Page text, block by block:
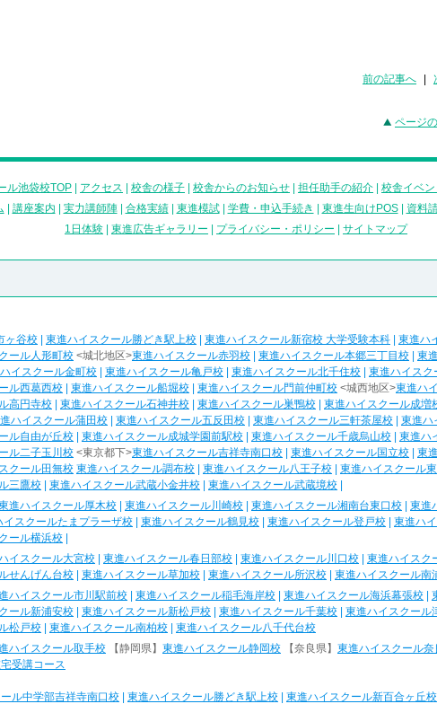
前の記事へ
ページ
ル池袋校TOP アクセス 校舎の様子 校舎からのお知らせ 担任助手の紹介 校舎イベ
講座案内 実力講師陣| 合格実績| 東進模試| 学費・申込手続き 東進生向けPOS| 資料
1日体験
東進広告ギャラリー プライバシー・ポリシー サイトマップ
ヶ谷校 東進ハイスクール勝どき駅上校 東進ハイスクール新宿校 大学受験本科 東進ハ
ール人形町校 <城北地区>東進ハイスクール赤羽校 東進ハイスクール本郷三丁目校
東
イスクール金町校 東進ハイスクール亀戸校 東進ハイスクール北千住校 東進ハイスク
ル西葛西校 東進ハイスクール船堀校 東進ハイスクール門前仲町校 <城西地区>東進ハ
高円寺校 東進ハイスクール石神井校 東進ハイスクール巣鴨校 東進ハイスクール成増
ハイスクール蒲田校 東進ハイスクール五反田校 東進ハイスクール三軒茶屋校 東進ハ
ル自由が丘校 東進ハイスクール成城学園前駅校 東進ハイスクール千歳烏山校
東進ハ
ル二子玉川校 <東京都下>東進ハイスクール吉祥寺南口校 東進ハイスクール国立校 東
クール田無校 東進ハイスクール調布校 東進ハイスクール八王子校 東進ハイスクール
三鷹校 東進ハイスクール武蔵小金井校 東進ハイスクール武蔵境校
進ハイスクール厚木校 東進ハイスクール川崎校 東進ハイスクール湘南台東口校 東進
イスクールたまプラーザ校 東進ハイスクール鶴見校 東進ハイスクール登戸校 東進ハ
ール横浜校
イスクール大宮校 東進ハイスクール春日部校 東進ハイスクール川口校 東進ハイスク
せんげん台校 東進ハイスクール草加校 東進ハイスクール所沢校 東進ハイスクール南
ハイスクール市川駅前校 東進ハイスクール稲毛海岸校 東進ハイスクール海浜幕張校
ール新浦安校 東進ハイスクール新松戸校 東進ハイスクール千葉校 東進ハイスクール
松戸校 東進ハイスクール南柏校
東進ハイスクール八千代台校
ハイスクール取手校 【静岡県】 東進ハイスクール静岡校 【奈良県】 東進ハイスクール奈
受講コース
ル中学部吉祥寺南口校 東進ハイスクール勝どき駅上校 東進ハイスクール新百合ヶ丘校